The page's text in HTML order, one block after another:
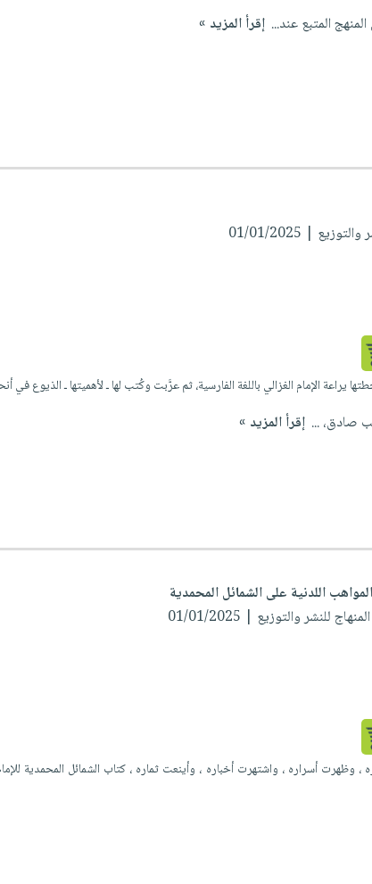
المتبع عند... إقرأ المزيد »
| 01/01/2025
يراعة الإمام الغزالي باللغة الفارسية، ثم عرَّبت وكُتب لها ـ لأهميتها ـ الذيوع
صادق، ... إقرأ المزيد »
اللدنية على الشمائل المحمدية
للنشر والتوزيع | 01/01/2025
، وظهرت أسراره ، واشتهرت أخباره ، وأينعت ثماره ، كتاب الشمائل المحمدية